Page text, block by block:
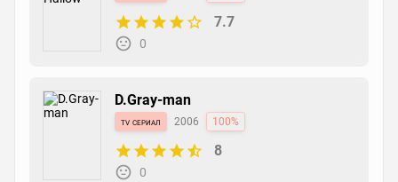
7.7
0
D.Gray-man
tv сериал 2006 100%
8
0